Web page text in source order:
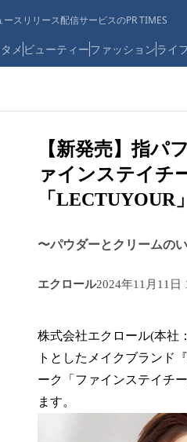
スリリース配信サービスのPR TIMES
メ ビューティーファッションライ
【新発売】指パ
ァインステイチ
「LECTUYOUR
〜パウダーとクリームの
エクロール2024年11月11日
株式会社エクロール(本社
トとしたメイクブランド
ーク「ファインステイチ
ます。